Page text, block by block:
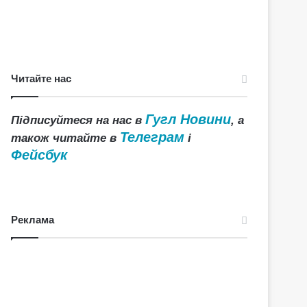
Читайте нас
Підписуйтеся на нас вГугл Новини, а
також читайте в Телеграм і
Фейсбук
Реклама